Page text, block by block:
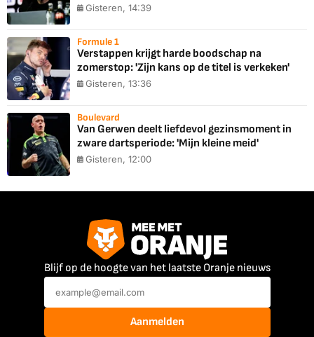
Gisteren, 14:39
Formule 1
Verstappen krijgt harde boodschap na
zomerstop: 'Zijn kans op de titel is verkeken'
Gisteren, 13:36
Boulevard
Van Gerwen deelt liefdevol gezinsmoment in
zware dartsperiode: 'Mijn kleine meid'
Gisteren, 12:00
Blijf op de hoogte van het laatste Oranje nieuws
Aanmelden